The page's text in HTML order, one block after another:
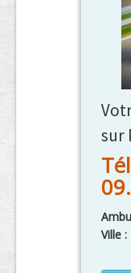
sur
Ville :